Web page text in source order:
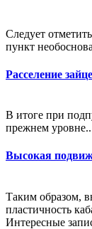
Следует
пункт
Расселение
В итоге при
прежнем
Высокая
Таким образом,
пластичность
Интересные